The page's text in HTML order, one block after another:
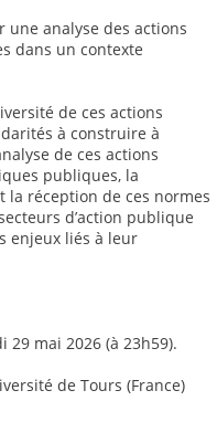
une analyse des actions
dans un contexte
de ces actions
à construire à
de ces actions
publiques, la
réception de ces normes
d’action publique
enjeux liés à leur
mai 2026 (à 23h59).
de Tours (France)